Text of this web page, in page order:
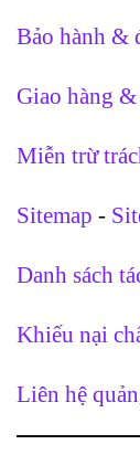
Bảo hành &
Giao hàng
Miễn trừ
Sitemap -
Danh sách
Khiếu nại
Liên hệ